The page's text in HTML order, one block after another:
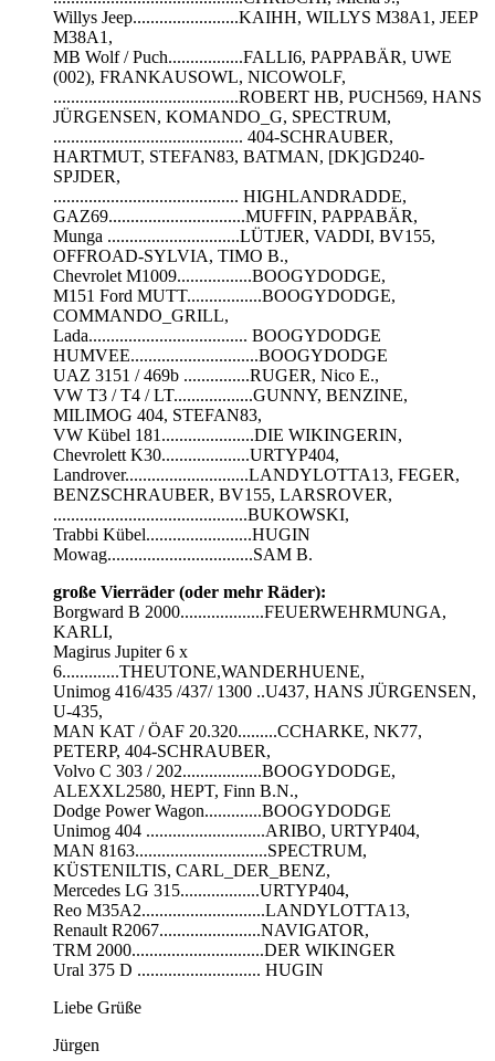
Willys Jeep........................KAIHH, WILLYS M38A1, JEEP
M38A1,
MB Wolf / Puch.................FALLI6, PAPPABÄR, UWE
(002), FRANKAUSOWL, NICOWOLF,
..........................................ROBERT HB, PUCH569, HANS
JÜRGENSEN, KOMANDO_G, SPECTRUM,
........................................... 404-SCHRAUBER,
HARTMUT, STEFAN83, BATMAN, [DK]GD240-
SPJDER,
.......................................... HIGHLANDRADDE,
GAZ69...............................MUFFIN, PAPPABÄR,
Munga ..............................LÜTJER, VADDI, BV155,
OFFROAD-SYLVIA, TIMO B.,
Chevrolet M1009.................BOOGYDODGE,
M151 Ford MUTT.................BOOGYDODGE,
COMMANDO_GRILL,
Lada.................................... BOOGYDODGE
HUMVEE.............................BOOGYDODGE
UAZ 3151 / 469b ...............RUGER, Nico E.,
VW T3 / T4 / LT..................GUNNY, BENZINE,
MILIMOG 404, STEFAN83,
VW Kübel 181.....................DIE WIKINGERIN,
Chevrolett K30....................URTYP404,
Landrover............................LANDYLOTTA13, FEGER,
BENZSCHRAUBER, BV155, LARSROVER,
............................................BUKOWSKI,
Trabbi Kübel........................HUGIN
Mowag.................................SAM B.
große Vierräder (oder mehr Räder):
Borgward B 2000...................FEUERWEHRMUNGA,
KARLI,
Magirus Jupiter 6 x
6.............THEUTONE,WANDERHUENE,
Unimog 416/435 /437/ 1300 ..U437, HANS JÜRGENSEN,
U-435,
MAN KAT / ÖAF 20.320.........CCHARKE, NK77,
PETERP, 404-SCHRAUBER,
Volvo C 303 / 202..................BOOGYDODGE,
ALEXXL2580, HEPT, Finn B.N.,
Dodge Power Wagon.............BOOGYDODGE
Unimog 404 ...........................ARIBO, URTYP404,
MAN 8163..............................SPECTRUM,
KÜSTENILTIS, CARL_DER_BENZ,
Mercedes LG 315..................URTYP404,
Reo M35A2............................LANDYLOTTA13,
Renault R2067.......................NAVIGATOR,
TRM 2000..............................DER WIKINGER
Ural 375 D ............................ HUGIN
Liebe Grüße
Jürgen